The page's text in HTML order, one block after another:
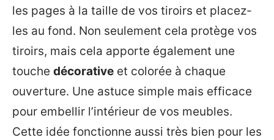
les pages à la taille de vos tiroirs et placez-
les au fond. Non seulement cela protège vos
tiroirs, mais cela apporte également une
touche décorative et colorée à chaque
ouverture. Une astuce simple mais efficace
pour embellir l’intérieur de vos meubles.
Cette idée fonctionne aussi très bien pour les